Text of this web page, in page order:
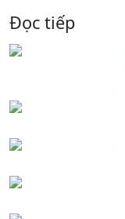
Đọc tiếp